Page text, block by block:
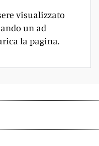
visualizzato
un ad
la pagina.